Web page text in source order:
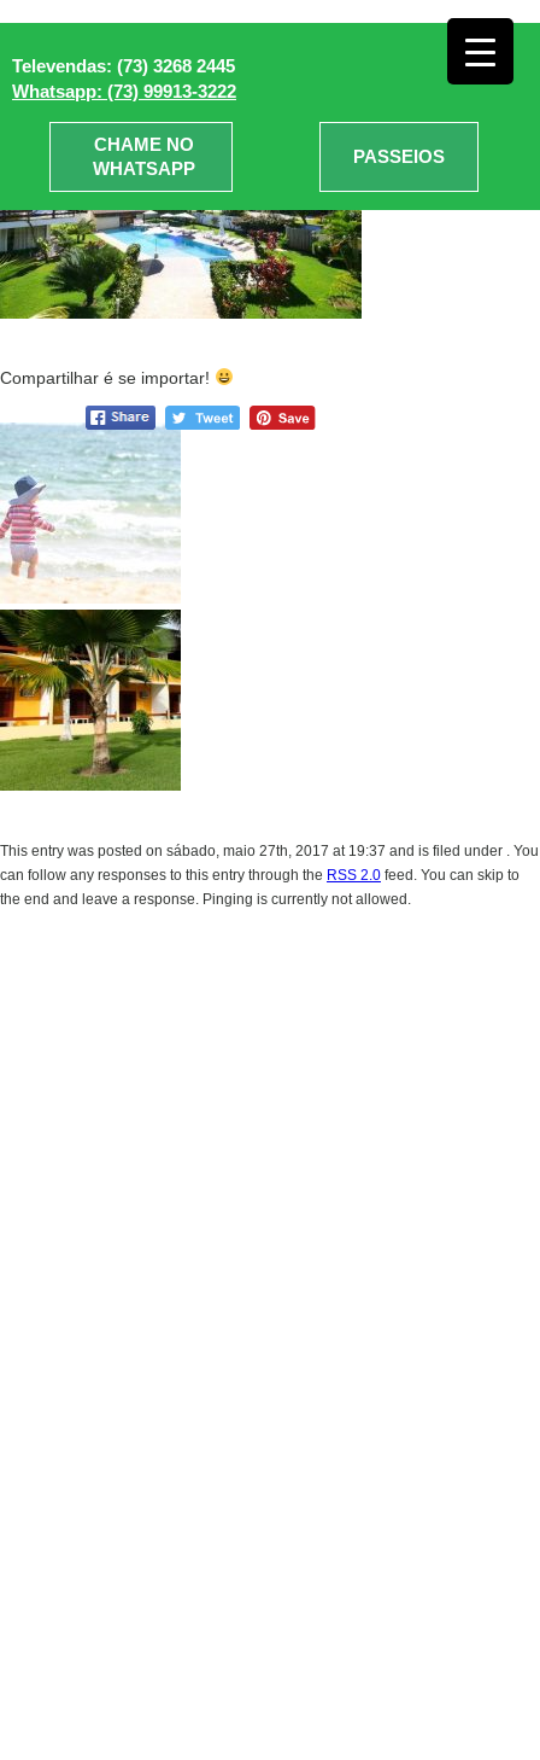
Televendas: (73) 3268 2445
Whatsapp: (73) 99913-3222
CHAME NO
WHATSAPP
PASSEIOS
Compartilhar é se importar!
This entry was posted on sábado, maio 27th, 2017 at 19:37 and is filed under . You
can follow any responses to this entry through the RSS 2.0 feed. You can skip to
the end and leave a response. Pinging is currently not allowed.